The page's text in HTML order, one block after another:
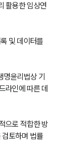
활용한 임상연
및 데이터를
명윤리법상 기
라인에 따른 데
으로 적합한 방
검토하며 법률